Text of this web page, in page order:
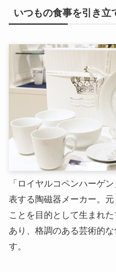
いつもの食事を引き立
「ロイヤルコペンハーゲ
表する陶磁器メーカー。
ことを目的として生まれ
あり、格調のある芸術的
す。